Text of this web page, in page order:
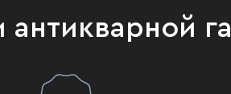
антикварной